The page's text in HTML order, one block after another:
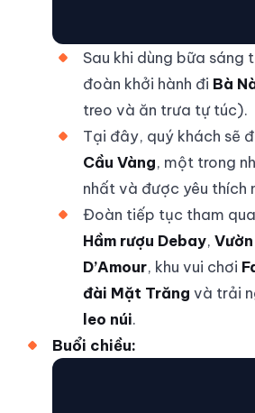
Sau khi dùng bữa sáng
đoàn khởi hành đi Bà
treo và ăn trưa tự túc).
Tại đây, quý khách sẽ
Cầu Vàng, một trong
nhất và được yêu thích
Đoàn tiếp tục tham
Hầm rượu Debay,
D’Amour, khu vui chơi
đài Mặt Trăng và trải
leo núi.
Buổi chiều: